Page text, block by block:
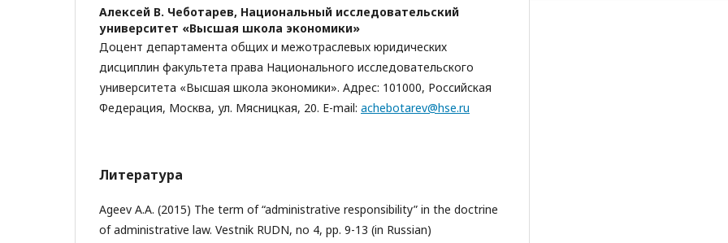
Алексей В. Чеботарев, Национальный исследовательский
университет «Высшая школа экономики»
Доцент департамента общих и межотраслевых юридических
дисциплин факультета права Национального исследовательского
университета «Высшая школа экономики». Адрес: 101000, Российская
Федерация, Москва, ул. Мясницкая, 20. E-mail: achebotarev@hse.ru
Литература
Ageev A.A. (2015) The term of “administrative responsibility” in the doctrine
of administrative law. Vestnik RUDN, no 4, pp. 9-13 (in Russian)